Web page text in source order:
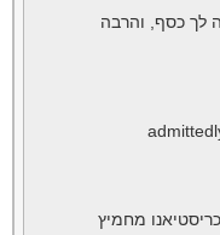
לך כסף, והרבה
מחמיץ